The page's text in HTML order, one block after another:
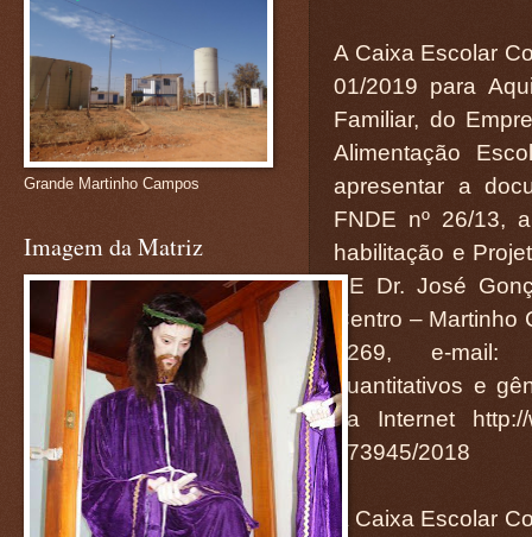
A Caixa Escolar
01/2019 para
Familiar, do
Alimentação
apresentar a
FNDE nº 26/13,
habilitação e
EE Dr. José
Centro – Martinho
1269, e-mail:
quantitativos e
da Internet http://
873945/2018
A Caixa Escolar
Grande Martinho Campos
Imagem da Matriz